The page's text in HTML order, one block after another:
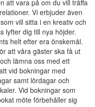
att vara på om du vill träffa
Vi erbjuder även
vill sitta i en kreativ och
lyfter dig till nya höjder.
helt efter era önskemål.
att våra gäster ska få ut
lämna oss med ett
vid bokningar med
samt lördagar och
Vid bokningar som
möte förbehåller sig